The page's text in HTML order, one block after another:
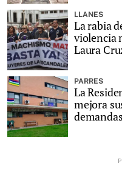
LLANES
La rabia
violencia
Laura
PARRES
La
mejora